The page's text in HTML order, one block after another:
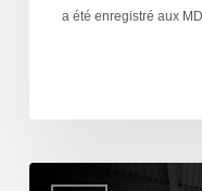
a été enregistré aux